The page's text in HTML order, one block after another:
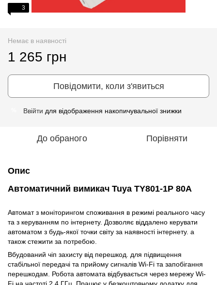
3
Немає в наявності
1 265 грн
Повідомити, коли з'явиться
Ввійти для відображення накопичувальної знижки
До обраного Порівняти
Опис
Автоматичний вимикач Tuya TY801-1P 80A
Автомат з моніторингом споживання в режимі реального часу
та з керуванням по інтернету. Дозволяє віддалено керувати
автоматом з будь-якої точки світу за наявності інтернету. а
також стежити за потребою.
Вбудований чіп захисту від перешкод. для підвищення
стабільної передачі та прийому сигналів Wi-Fi та запобігання
перешкодам. Робота автомата відбувається через мережу Wi-